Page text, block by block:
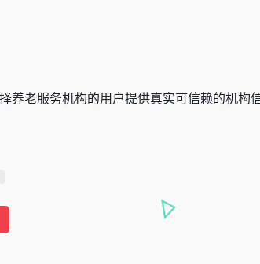
养老服务机构的用户提供真实可信赖的机构